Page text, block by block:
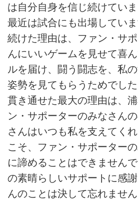
は自分自身を信じ続けていま
最近は試合にも出場してい
続けた理由は、ファン・サ
んにいいゲームを見せて喜
ルを届け、闘う闘志を、私
姿勢を見てもらうためでし
貫き通せた最大の理由は、
ン・サポーターのみなさん
さんはいつも私を支えてく
こそ、ファン・サポーター
に諦めることはできません
の素晴らしいサポートに感
んのことは決して忘れません